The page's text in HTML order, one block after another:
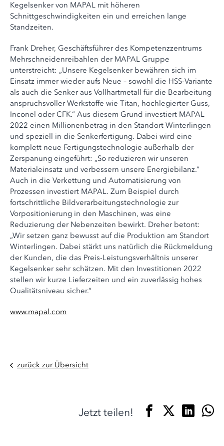
Kegelsenker von MAPAL mit höheren
Schnittgeschwindigkeiten ein und erreichen lange
Standzeiten.
Frank Dreher, Geschäftsführer des Kompetenzzentrums
Mehrschneidenreibahlen der MAPAL Gruppe
unterstreicht: „Unsere Kegelsenker bewähren sich im
Einsatz immer wieder aufs Neue – sowohl die HSS-Variante
als auch die Senker aus Vollhartmetall für die Bearbeitung
anspruchsvoller Werkstoffe wie Titan, hochlegierter Guss,
Inconel oder CFK.“ Aus diesem Grund investiert MAPAL
2022 einen Millionenbetrag in den Standort Winterlingen
und speziell in die Senkerfertigung. Dabei wird eine
komplett neue Fertigungstechnologie außerhalb der
Zerspanung eingeführt: „So reduzieren wir unseren
Materialeinsatz und verbessern unsere Energiebilanz.“
Auch in die Verkettung und Automatisierung von
Prozessen investiert MAPAL. Zum Beispiel durch
fortschrittliche Bildverarbeitungstechnologie zur
Vorpositionierung in den Maschinen, was eine
Reduzierung der Nebenzeiten bewirkt. Dreher betont:
„Wir setzen ganz bewusst auf die Produktion am Standort
Winterlingen. Dabei stärkt uns natürlich die Rückmeldung
der Kunden, die das Preis-Leistungsverhältnis unserer
Kegelsenker sehr schätzen. Mit den Investitionen 2022
stellen wir kurze Lieferzeiten und ein zuverlässig hohes
Qualitätsniveau sicher.“
www.mapal.com
zurück zur Übersicht
Jetzt teilen!